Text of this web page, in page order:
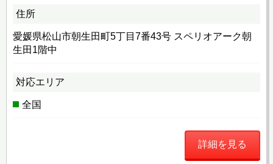
住所
愛媛県松山市朝生田町5丁目7番43号 スペリオアーク朝
生田1階中
対応エリア
全国
詳細を見る